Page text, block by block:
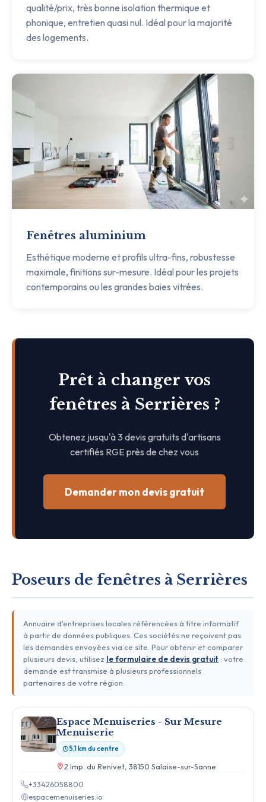
qualité/prix, très bonne isolation thermique et
phonique, entretien quasi nul. Idéal pour la majorité
des logements.
Fenêtres aluminium
Esthétique moderne et profils ultra-fins, robustesse
maximale, finitions sur-mesure. Idéal pour les projets
contemporains ou les grandes baies vitrées.
Prêt à changer vos
fenêtres à Serrières ?
Obtenez jusqu'à 3 devis gratuits d'artisans
certifiés RGE près de chez vous
Demander mon devis gratuit
Poseurs de fenêtres à Serrières
Annuaire d'entreprises locales référencées à titre informatif
à partir de données publiques. Ces sociétés ne reçoivent pas
les demandes envoyées via ce site. Pour obtenir et comparer
plusieurs devis, utilisez le formulaire de devis gratuit : votre
demande est transmise à plusieurs professionnels
partenaires de votre région.
Espace Menuiseries - Sur Mesure
Menuiserie
5,1 km du centre
2 Imp. du Renivet, 38150 Salaise-sur-Sanne
+33426058800
espacemenuiseries.io